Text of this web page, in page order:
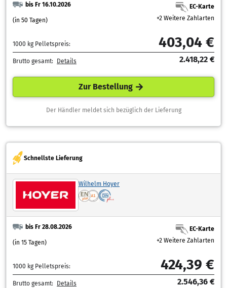
bis Fr 16.10.2026
(in 50 Tagen)
EC-Karte
+2 Weitere Zahlarten
1000 kg Pelletspreis: 403,04 €
Brutto gesamt: Details 2.418,22 €
Zur Bestellung
Der Händler meldet sich bezüglich der Lieferung
Schnellste Lieferung
Wilhelm Hoyer
bis Fr 28.08.2026
(in 15 Tagen)
EC-Karte
+2 Weitere Zahlarten
1000 kg Pelletspreis: 424,39 €
Brutto gesamt: Details 2.546,36 €